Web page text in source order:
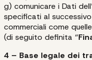
g) comunicare i Dati
specificati al
commerciali come
(di seguito definita “
4 – Base legale dei